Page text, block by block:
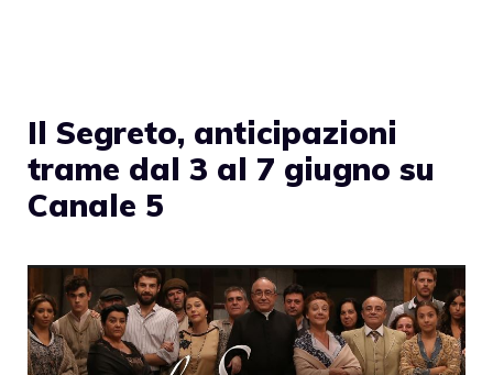
Il Segreto, anticipazioni
trame dal 3 al 7 giugno su
Canale 5